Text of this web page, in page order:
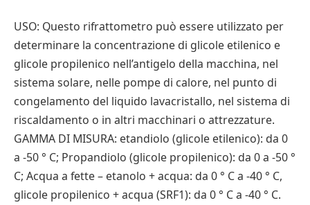
USO: Questo rifrattometro può essere utilizzato per
determinare la concentrazione di glicole etilenico e
glicole propilenico nell’antigelo della macchina, nel
sistema solare, nelle pompe di calore, nel punto di
congelamento del liquido lavacristallo, nel sistema di
riscaldamento o in altri macchinari o attrezzature.
GAMMA DI MISURA: etandiolo (glicole etilenico): da 0
a -50 ° C; Propandiolo (glicole propilenico): da 0 a -50 °
C; Acqua a fette – etanolo + acqua: da 0 ° C a -40 ° C,
glicole propilenico + acqua (SRF1): da 0 ° C a -40 ° C.